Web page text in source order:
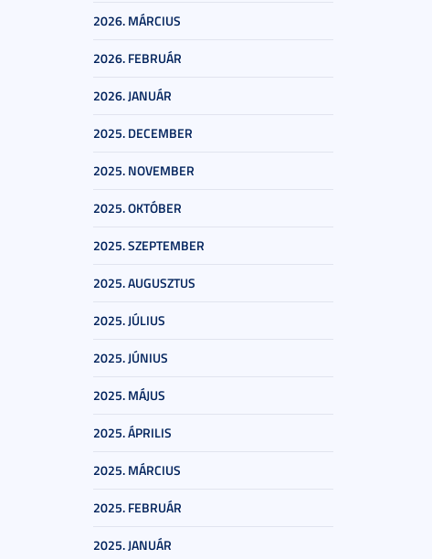
2026. MÁRCIUS
2026. FEBRUÁR
2026. JANUÁR
2025. DECEMBER
2025. NOVEMBER
2025. OKTÓBER
2025. SZEPTEMBER
2025. AUGUSZTUS
2025. JÚLIUS
2025. JÚNIUS
2025. MÁJUS
2025. ÁPRILIS
2025. MÁRCIUS
2025. FEBRUÁR
2025. JANUÁR